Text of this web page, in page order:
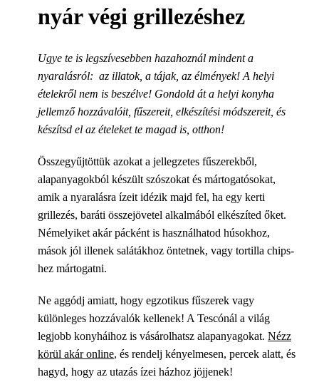
nyár végi grillezéshez
Ugye te is legszívesebben hazahoznál mindent a
nyaralásról: az illatok, a tájak, az élmények! A helyi
ételekről nem is beszélve! Gondold át a helyi konyha
jellemző hozzávalóit, fűszereit, elkészítési módszereit, és
készítsd el az ételeket te magad is, otthon!
Összegyűjtöttük azokat a jellegzetes fűszerekből,
alapanyagokból készült szószokat és mártogatósokat,
amik a nyaralásra ízeit idézik majd fel, ha egy kerti
grillezés, baráti összejövetel alkalmából elkészíted őket.
Némelyiket akár pácként is használhatod húsokhoz,
mások jól illenek salátákhoz öntetnek, vagy tortilla chips-
hez mártogatni.
Ne aggódj amiatt, hogy egzotikus fűszerek vagy
különleges hozzávalók kellenek! A Tescónál a világ
legjobb konyháihoz is vásárolhatsz alapanyagokat. Nézz
körül akár online, és rendelj kényelmesen, percek alatt, és
hagyd, hogy az utazás ízei házhoz jöjjenek!